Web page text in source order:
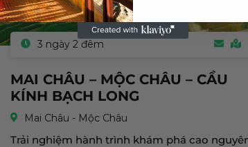
3 ngày 2 đêm
MAI CHÂU – MỘC CHÂU – CẦU
KÍNH BẠCH LONG
Mai Châu - Mộc Châu
Trải nghiệm hành trình khám phá cao